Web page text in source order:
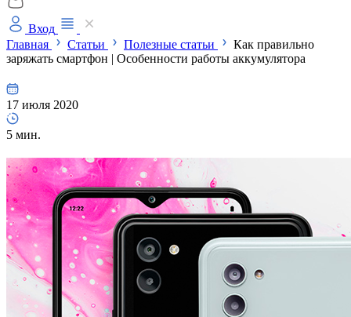
Вход
Главная
Статьи Полезные статьи
Как правильно
заряжать смартфон | Особенности работы аккумулятора
17 июля 2020
5 мин.